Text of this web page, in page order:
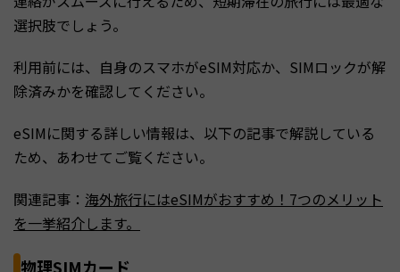
選択肢でしょう。
利用前には、自身のスマホがeSIM対応か、SIMロックが解
除済みかを確認してください。
eSIMに関する詳しい情報は、以下の記事で解説している
ため、あわせてご覧ください。
関連記事： 海外旅行にはeSIMがおすすめ！7つのメリット
を一挙紹介します。
物理SIMカード